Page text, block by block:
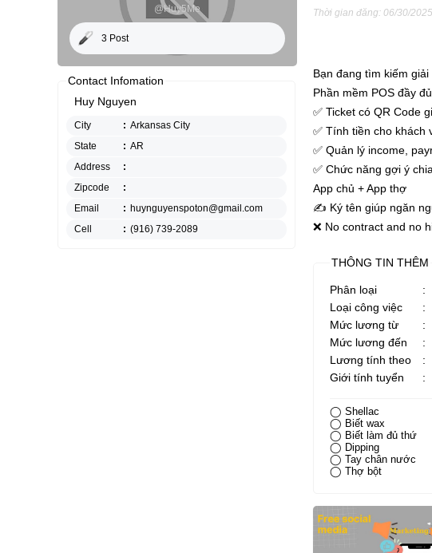
@Huy5Me
3 Post
Contact Infomation
Huy Nguyen
City : Arkansas City
State
: AR
Address
:
Zipcode
:
Email
: huynguyenspoton@gmail.com
Cell
: (916) 739-2089
Thời gian đăng: 06/30/
Bạn đang tìm kiếm
Phần mềm POS đầy
✅ Ticket có QR Code
✅ Tính tiền cho khách
✅ Quản lý income,
✅ Chức năng gợi ý
App chủ + App thợ
✍️ Ký tên giúp ngăn
❌ No contract and no
THÔNG TIN THÊM
Phân loại :
Loại công việc
:
Mức lương từ
:
Mức lương đến
:
Lương tính theo
:
Giới tính tuyển
:
◯ Shellac
◯ Biết wax
◯ Biết làm đủ thứ
◯ Dipping
◯ Tay chân nước
◯ Thợ bột